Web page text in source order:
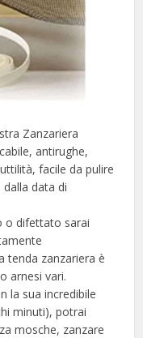
Zanzariera
antirughe,
facile da pulire
data di
o difettato sarai
tenda zanzariera è
arnesi vari.
la sua incredibile
minuti), potrai
mosche, zanzare